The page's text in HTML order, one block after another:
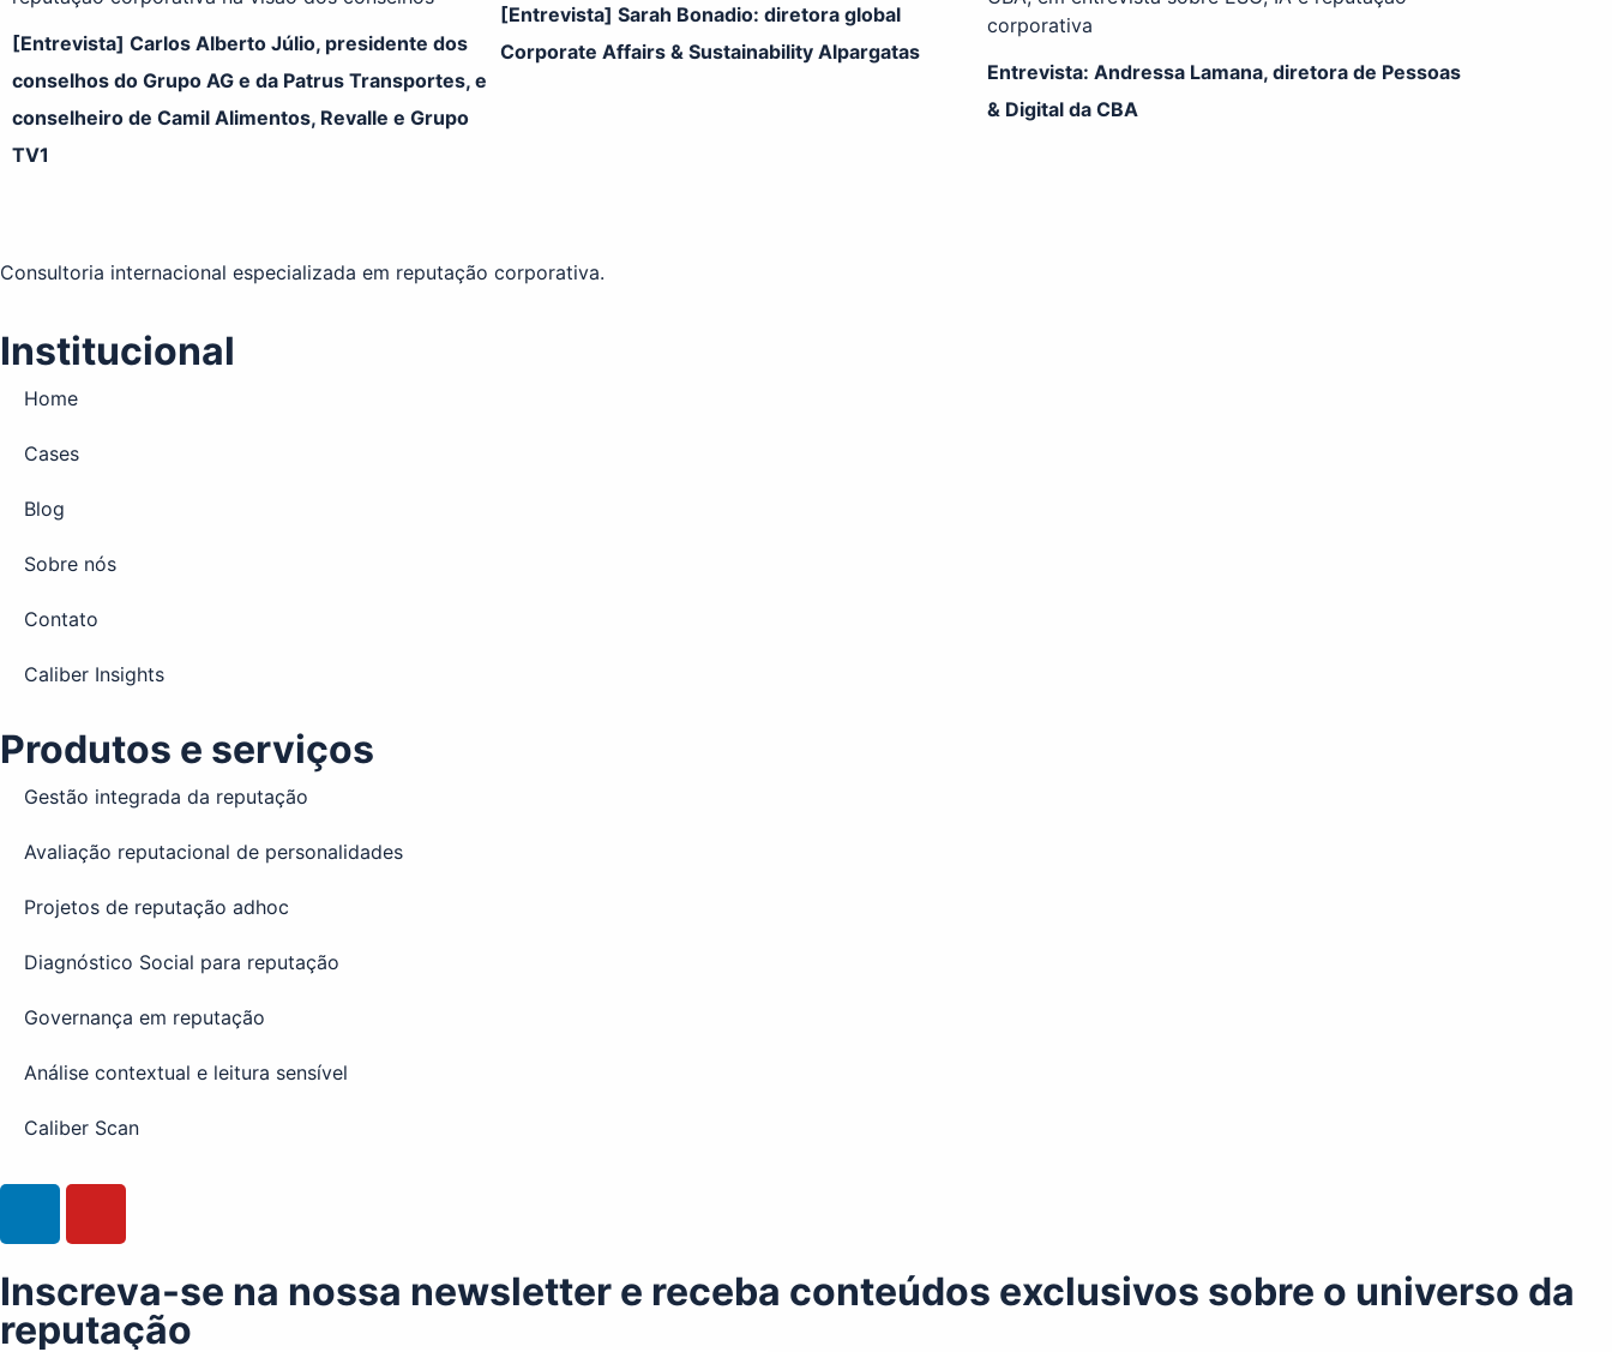
[Entrevista] Carlos Alberto Júlio, presidente dos
conselhos do Grupo AG e da Patrus Transportes, e
conselheiro de Camil Alimentos, Revalle e Grupo
TV1
[Entrevista] Sarah Bonadio: diretora global
Corporate Affairs & Sustainability Alpargatas
Entrevista: Andressa Lamana, diretora de Pessoas
& Digital da CBA
Consultoria internacional especializada em reputação corporativa.
Institucional
Home
Cases
Blog
Sobre nós
Contato
Caliber Insights
Produtos e serviços
Gestão integrada da reputação
Avaliação reputacional de personalidades
Projetos de reputação adhoc
Diagnóstico Social para reputação
Governança em reputação
Análise contextual e leitura sensível
Caliber Scan
Inscreva-se na nossa newsletter e receba conteúdos exclusivos sobre o universo da
reputação